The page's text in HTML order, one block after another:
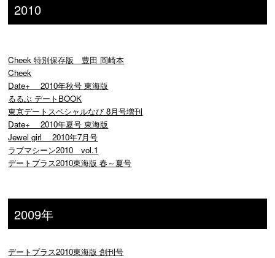
2010
Cheek 特別保存版 豊田 岡崎本
Cheek
Date+ 2010年秋号 東海版
るるぶ デートBOOK
東京デートスペシャルなび 8月号増刊
Date+ 2010年夏号 東海版
Jewel girl 2010年7月号
ラブマシーン2010 vol.1
デートプラス2010東海版 春～夏号
2009年
デートプラス2010東海版 創刊号